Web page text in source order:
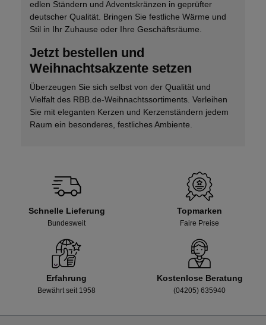
edlen Ständern und Adventskränzen in geprüfter
deutscher Qualität. Bringen Sie festliche Wärme und
Stil in Ihr Zuhause oder Ihre Geschäftsräume.
Jetzt bestellen und
Weihnachtsakzente setzen
Überzeugen Sie sich selbst von der Qualität und
Vielfalt des RBB.de-Weihnachtssortiments. Verleihen
Sie mit eleganten Kerzen und Kerzenständern jedem
Raum ein besonderes, festliches Ambiente.
Schnelle Lieferung
Bundesweit
Topmarken
Faire Preise
Erfahrung
Bewährt seit 1958
Kostenlose Beratung
(04205) 635940